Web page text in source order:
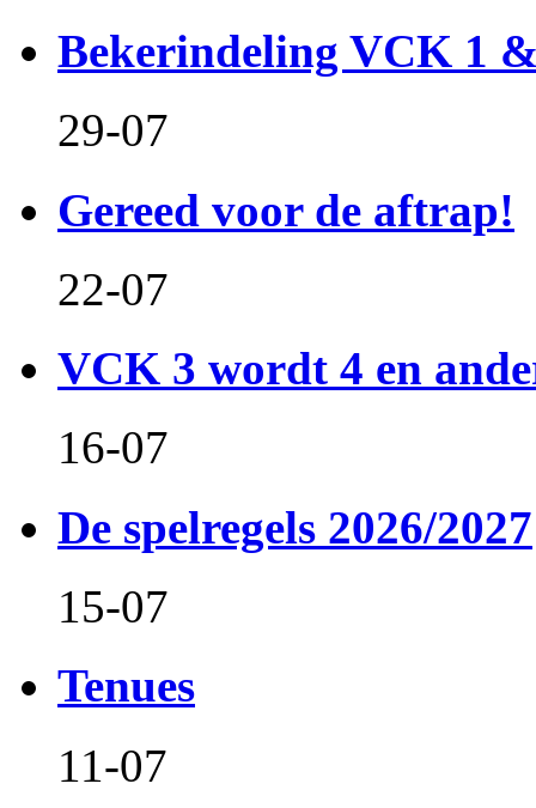
Bekerindeling VCK 1
29-07
Gereed voor de aftrap!
22-07
VCK 3 wordt 4 en
16-07
De spelregels 2026/2027
15-07
Tenues
11-07